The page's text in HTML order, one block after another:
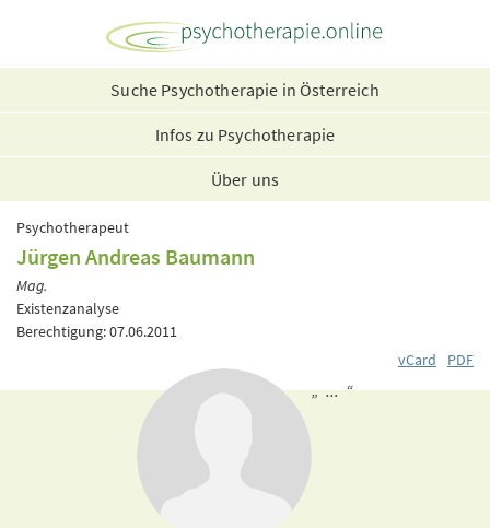
Suche Psychotherapie in Österreich
Infos zu Psychotherapie
Über uns
Psychotherapeut
Jürgen Andreas Baumann
Mag.
Existenzanalyse
Berechtigung: 07.06.2011
vCard
PDF
„ ... “